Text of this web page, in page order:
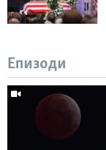
Епизоди